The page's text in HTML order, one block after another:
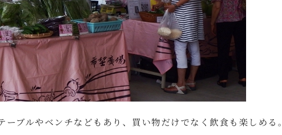
ブルやベンチなどもあり、買い物だけでなく飲食も楽しめる。